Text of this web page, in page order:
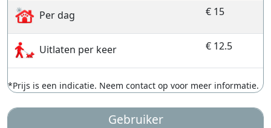
Per dag € 15
Uitlaten per keer € 12.5
*Prijs is een indicatie. Neem contact op voor meer informatie.
Gebruiker